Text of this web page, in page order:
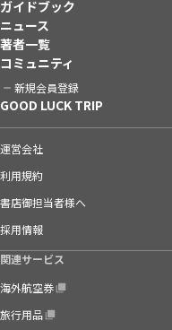
ガイドブック
ニュース
著者一覧
コミュニティ
新規会員登録
GOOD LUCK TRIP
運営会社
利用規約
書店御担当者様へ
採用情報
関連サービス
海外航空券
旅行用品